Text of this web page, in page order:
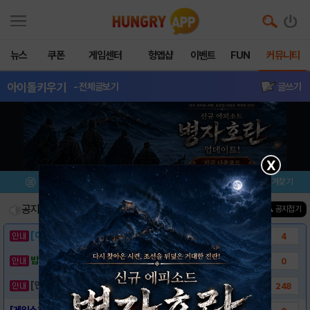
뉴스 쿠폰 게임센터 헝앱샵 이벤트 FUN 커뮤니티
아이돌키우기 - 전체글보기 글쓰기
설치/평가 즐겨찾기
공지사항 진행중인 이벤트0건 ▲ 공지접기
[이벤트] 웃음으로 매일매일 해피! 유머 게시.. 4
밥알이의 헝앱통신 ⑲ “밥알이, 드디어 멀티를.. 0
[안내] 헝그리앱 필수 상식! 밥알 획득 안내.. 248
X